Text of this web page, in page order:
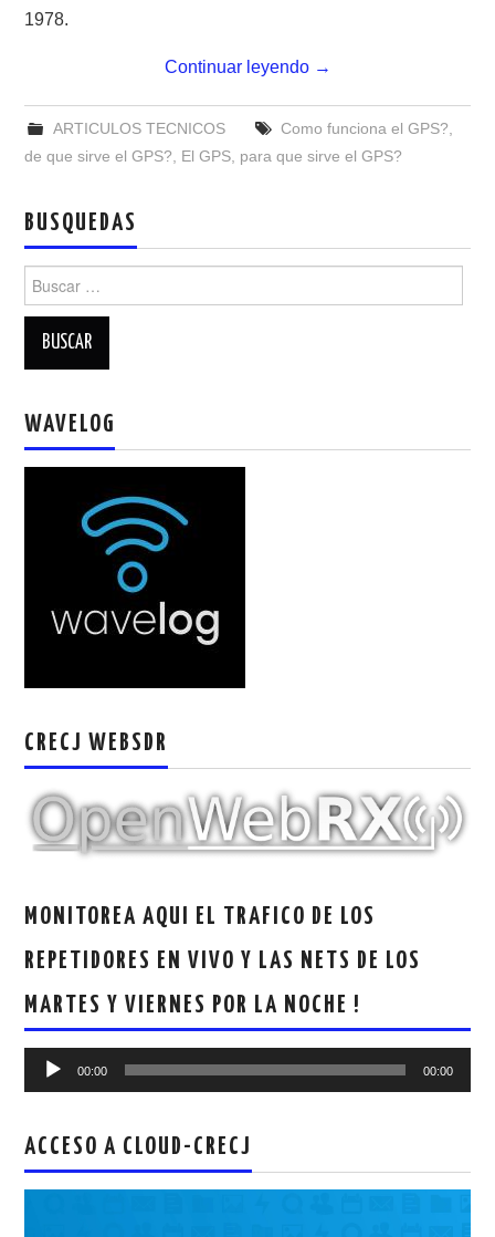
PLAN DE BANDAS DE
RADIOAFICIONADOS EN MEXICO
PROMOCIÓN DE LA RADIO AFICIÓN
PROPAGACIÓN
SOLICITUD DE INGRESO
SOTA Y POTA
MUMLA APP ( MUY FÁCIL )
1978.
Continuar leyendo →
ARTICULOS TECNICOS Como funciona el GPS?,
de que sirve el GPS?, El GPS, para que sirve el GPS?
BUSQUEDAS
Buscar:
WAVELOG
CRECJ WEBSDR
MONITOREA AQUI EL TRAFICO DE LOS
REPETIDORES EN VIVO Y LAS NETS DE LOS
MARTES Y VIERNES POR LA NOCHE !
Reproductor
00:00 00:00
ACCESO A CLOUD-CRECJ